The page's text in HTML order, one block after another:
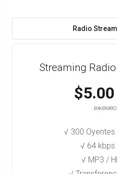
Radio
Streaming
$5.00
√ 300
√ 64 kbps
√ MP3 /